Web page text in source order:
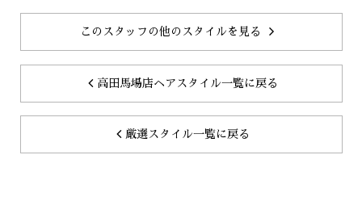
このスタッフの他のスタイルを見る
高田馬場店ヘアスタイル一覧に戻る
厳選スタイル一覧に戻る